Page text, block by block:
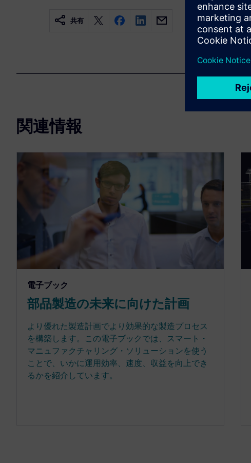
共有
関連情報
電子ブック
部品製造の未来に向けた計画
より優れた製造計画でより効果的な製造プロセス
を構築します。この電子ブックでは、スマート・
マニュファクチャリング・ソリューションを使う
ことで、いかに運用効率、速度、収益を向上でき
るかを紹介しています。